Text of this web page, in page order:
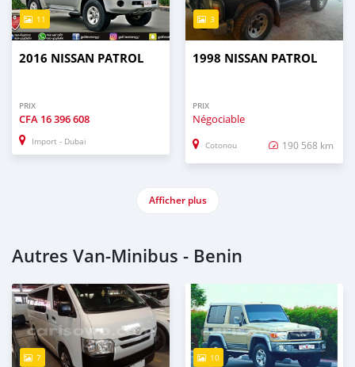
11
2016 NISSAN PATROL
PRIX
CFA 16 396 608
Import - Dubai
3
1998 NISSAN PATROL
PRIX
Négociable
Cotonou 190 568 km
Afficher plus
Autres Van‒Minibus - Benin
7 10